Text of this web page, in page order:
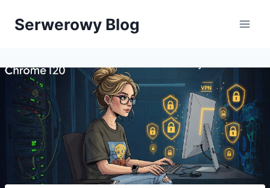
Serwerowy Blog